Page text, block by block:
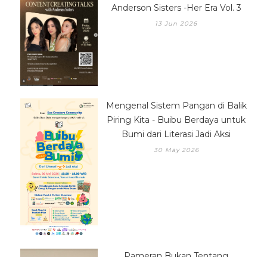
Anderson Sisters -Her Era Vol. 3
13 Jun 2026
Mengenal Sistem Pangan di Balik
Piring Kita - Buibu Berdaya untuk
Bumi dari Literasi Jadi Aksi
30 May 2026